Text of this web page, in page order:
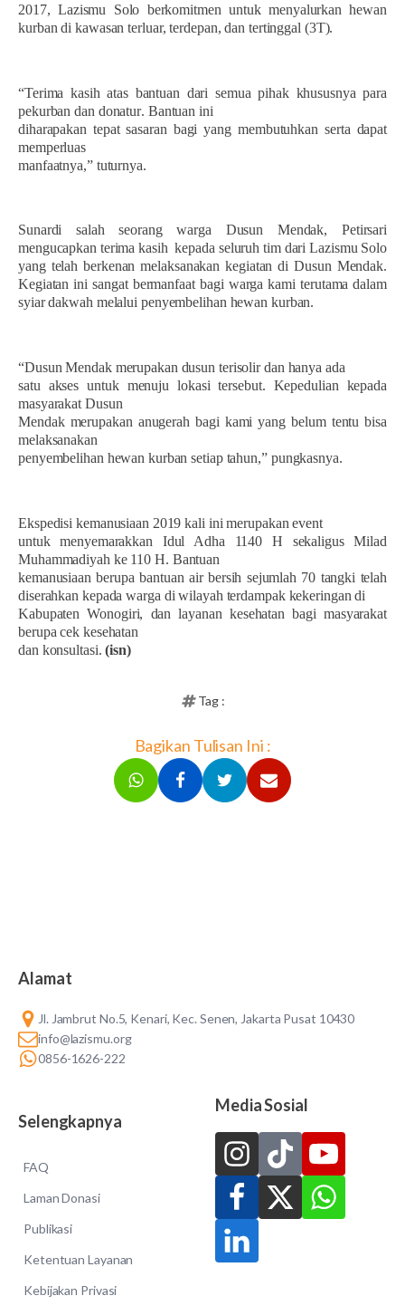
2017, Lazismu Solo berkomitmen untuk menyalurkan hewan
kurbandi kawasanterluar, terdepan, dan tertinggal (3T).
“Terima kasih atas bantuan dari semua pihak khususnyapara
pekurban dan donatur. Bantuan ini
diharapakan tepat sasaran bagi yang membutuhkan serta dapat
memperluas
manfaatnya,” tuturnya.
Sunardi salah seorang warga Dusun Mendak, Petirsari
mengucapkan terima kasih kepada seluruh tim dari Lazismu Solo
yang telah berkenan melaksanakan kegiatan di Dusun Mendak.
Kegiatan ini sangat bermanfaat bagi warga kami terutama dalam
syiar dakwah melalui penyembelihan hewan kurban.
“Dusun Mendak merupakan dusun terisolir dan hanya ada
satu akses untuk menuju lokasi tersebut. Kepedulian kepada
masyarakat Dusun
Mendak merupakan anugerah bagi kami yang belum tentu bisa
melaksanakan
penyembelihan hewan kurban setiap tahun,”pungkasnya.
Ekspedisi kemanusiaan 2019 kali ini merupakan event
untuk menyemarakkan Idul Adha 1140 H sekaligus Milad
Muhammadiyah ke 110 H. Bantuan
kemanusiaanberupabantuan air bersih sejumlah 70 tangki telah
diserahkan kepada warga di wilayah terdampak kekeringan di
Kabupaten Wonogiri, dan layanan kesehatan bagi masyarakat
berupa cek kesehatan
dan konsultasi.(isn)
Tag :
Bagikan Tulisan Ini :
Alamat
Jl. Jambrut No.5, Kenari, Kec. Senen, Jakarta Pusat 10430
info@lazismu.org
0856-1626-222
Selengkapnya
FAQ
Laman Donasi
Publikasi
Ketentuan Layanan
Kebijakan Privasi
Media Sosial